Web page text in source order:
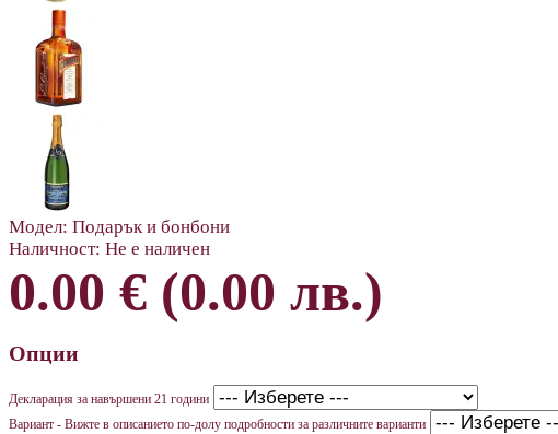
Модел: Подарък и бонбони
Наличност: Не е наличен
0.00 € (0.00 лв.)
Опции
Декларация за навършени 21 години
Вариант - Вижте в описанието по-долу подробности за различните варианти